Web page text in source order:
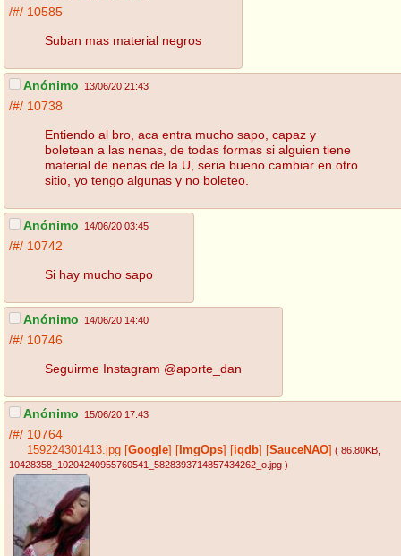
/#/ 10585
Suban mas material negros
Anónimo 13/06/20 21:43
/#/ 10738
Entiendo al bro, aca entra mucho sapo, capaz y
boletean a las nenas, de todas formas si alguien tiene
material de nenas de la U, seria bueno cambiar en otro
sitio, yo tengo algunas y no boleteo.
Anónimo 14/06/20 03:45
/#/ 10742
Si hay mucho sapo
Anónimo 14/06/20 14:40
/#/ 10746
Seguirme Instagram @aporte_dan
Anónimo 15/06/20 17:43
/#/ 10764
159224301413.jpg [Google] [ ImgOps] [iqdb] [SauceNAO] ( 86.80KB
10428358_10204240955760541_5828393714857434262_o.jpg )